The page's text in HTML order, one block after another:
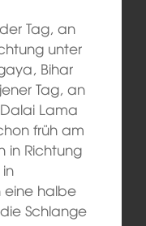
Tag, an
unter
Bihar
Tag, an
Lama
früh am
in Richtung
halbe
Schlange